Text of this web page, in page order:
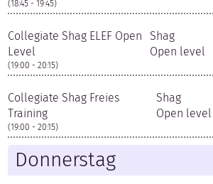
(18:45 - 19:45)
Collegiate Shag ELEF Open
Level
(19:00 - 20:15)
Shag
Open level
Collegiate Shag Freies
Training
(19:00 - 20:15)
Shag
Open level
Donnerstag